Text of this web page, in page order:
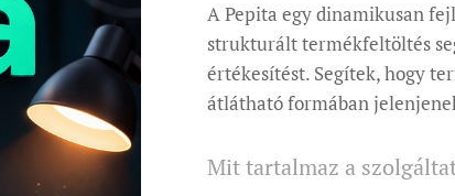
A Pepita egy dinamikusan
strukturált termékfeltöltés
értékesítést. Segítek, hogy
átlátható formában
Mit tartalmaz a